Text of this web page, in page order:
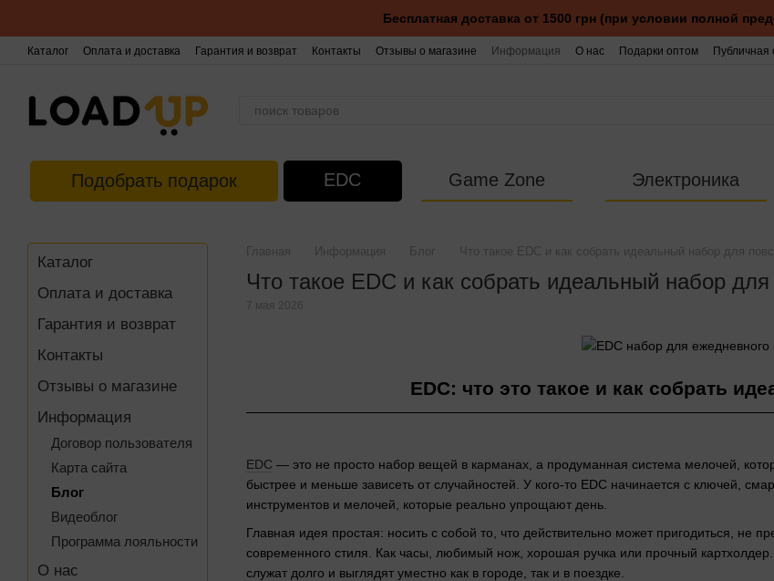
Бесплатная доставка от 1500 грн (при условии полной
Каталог Оплата и доставка Гарантия и возврат Контакты Отзывы о магазине Информация О нас Подарки оптом
Подобрать подарок EDC Game Zone Электроника
Главная Информация Блог Что такое EDC и как собрать идеальный набор для
Что такое EDC и как собрать идеальный набор
7 мая 2026
EDC: что это такое и как собрать
EDC — это не просто набор вещей в карманах, а продуманная система мелочей,
быстрее и меньше зависеть от случайностей. У кого-то EDC начинается с ключей,
инструментов и мелочей, которые реально упрощают день.
Главная идея простая: носить с собой то, что действительно может пригодиться, не
современного стиля. Как часы, любимый нож, хорошая ручка или прочный
служат долго и выглядят уместно как в городе, так и в поездке.
Каталог
Оплата и доставка
Гарантия и возврат
Контакты
Отзывы о магазине
Информация
Договор пользователя
Карта сайта
Блог
Видеоблог
Программа лояльности
О нас